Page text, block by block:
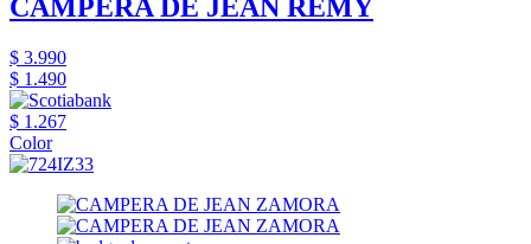
CAMPERA DE JEAN REMY
$ 3.990
$ 1.490
$ 1.267
Color